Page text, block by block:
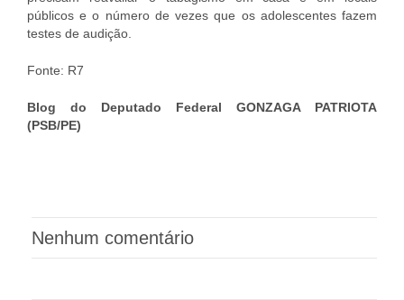
públicos e o número de vezes que os adolescentes fazem
testes de audição.
Fonte: R7
Blog do Deputado Federal GONZAGA PATRIOTA
(PSB/PE)
Nenhum comentário